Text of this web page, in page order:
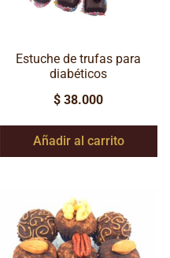
Estuche de trufas para
diabéticos
$ 38.000
Añadir al carrito